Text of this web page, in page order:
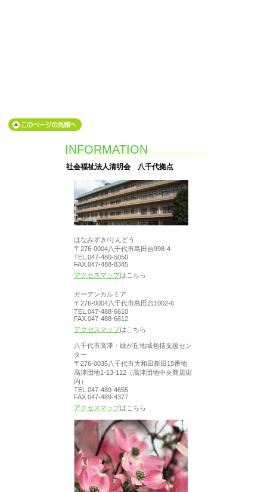
INFORMATION
社会福祉法人清明会 八千代拠点
はなみずき/りんどう
〒276-0004八千代市島田台998-4
TEL.047-480-5050
FAX.047-488-8345
アクセスマップはこちら
ガーデンカルミア
〒276-0004八千代市島田台1002-6
TEL.047-488-6610
FAX.047-488-6612
アクセスマップはこちら
八千代市高津・緑が丘地域包括支援セン
ター
〒276-0035八千代市大和田新田15番地
高津団地1-13-112（高津団地中央商店街
内）
TEL.047-489-4655
FAX.047-489-4377
アクセスマップはこちら